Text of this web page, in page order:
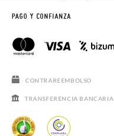
PAGO Y CONFIANZA
CONTRAREEMBOLSO
TRANSFERENCIA BANCARIA